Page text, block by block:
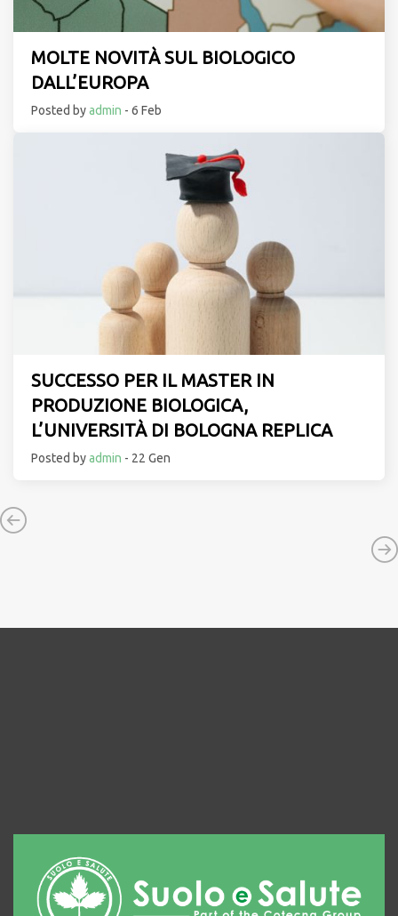
MOLTE NOVITÀ SUL BIOLOGICO
DALL’EUROPA
Posted byadmin - 6 Feb
SUCCESSO PER IL MASTER IN
PRODUZIONE BIOLOGICA,
L’UNIVERSITÀ DI BOLOGNA REPLICA
Posted byadmin - 22 Gen